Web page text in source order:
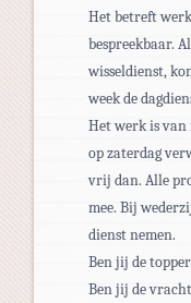
Het betreft
bespreekbaar.
wisseldienst,
week de
Het werk is van
op zaterdag
vrij dan. Alle
mee. Bij
dienst nemen.
Ben jij de
Ben jij de